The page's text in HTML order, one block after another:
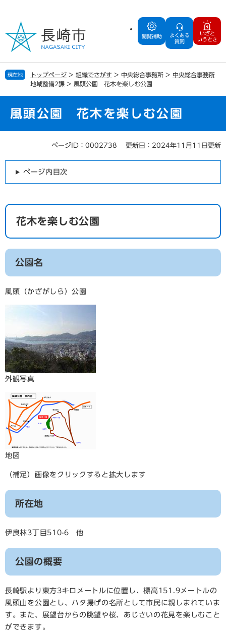
の
で
す
ー
ば
し
閲覧補助
よくある
質問
いざと
いうとき
現在地 トップページ > 組織でさがす > 中央総合事務所 > 中央総合事務所
地域整備2課 > 風頭公園 花木を楽しむ公園
風頭公園 花木を楽しむ公園
ページID：0002738 更新日：2024年11月11日更新
ページ内目次
花木を楽しむ公園
公園名
風頭（かざがしら）公園
外観写真
地図
（補足）画像をクリックすると拡大します
所在地
伊良林3丁目510-6 他
公園の概要
長崎駅より東方3キロメートルに位置し、標高151.9メートルの
風頭山を公園とし、ハタ揚げの名所として市民に親しまれていま
す。また、展望台からの眺望や桜、あじさいの花見を楽しむこと
ができます。